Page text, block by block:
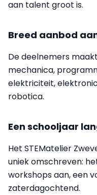
aan talent groot is.
Breed aanbod
De deelnemers
mechanica,
elektriciteit,
robotica.
Een schooljaar
Het STEMatelier
uniek omschreven:
workshops aan, een
zaterdagochtend.